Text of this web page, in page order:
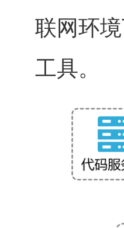
联网环
工具。